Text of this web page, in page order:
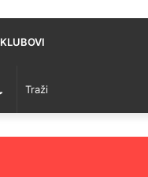
KLUBOVI
Switch
skin